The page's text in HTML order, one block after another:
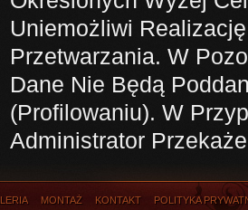
Uniemożliwi
Przetwarzania. W
Dane Nie Będą
(Profilowaniu). W
Administrator
MONTAŻ KONTAKT POLITYKA